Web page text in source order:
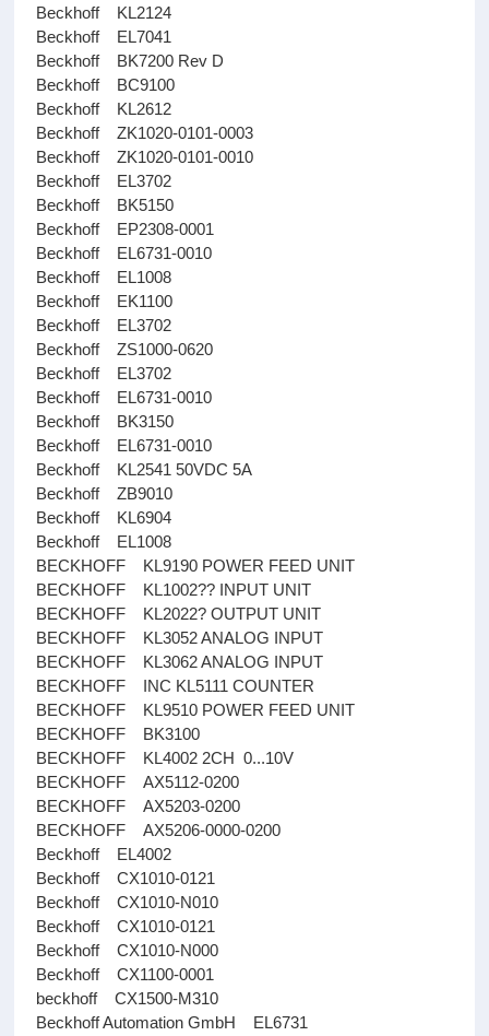
Beckhoff KL2124
Beckhoff EL7041
Beckhoff BK7200 Rev D
Beckhoff BC9100
Beckhoff KL2612
Beckhoff ZK1020-0101-0003
Beckhoff ZK1020-0101-0010
Beckhoff EL3702
Beckhoff BK5150
Beckhoff EP2308-0001
Beckhoff EL6731-0010
Beckhoff EL1008
Beckhoff EK1100
Beckhoff EL3702
Beckhoff ZS1000-0620
Beckhoff EL3702
Beckhoff EL6731-0010
Beckhoff BK3150
Beckhoff EL6731-0010
Beckhoff KL2541 50VDC 5A
Beckhoff ZB9010
Beckhoff KL6904
Beckhoff EL1008
BECKHOFF KL9190 POWER FEED UNIT
BECKHOFF KL1002?? INPUT UNIT
BECKHOFF KL2022? OUTPUT UNIT
BECKHOFF KL3052 ANALOG INPUT
BECKHOFF KL3062 ANALOG INPUT
BECKHOFF INC KL5111 COUNTER
BECKHOFF KL9510 POWER FEED UNIT
BECKHOFF BK3100
BECKHOFF KL4002 2CH 0...10V
BECKHOFF AX5112-0200
BECKHOFF AX5203-0200
BECKHOFF AX5206-0000-0200
Beckhoff EL4002
Beckhoff CX1010-0121
Beckhoff CX1010-N010
Beckhoff CX1010-0121
Beckhoff CX1010-N000
Beckhoff CX1100-0001
beckhoff CX1500-M310
Beckhoff Automation GmbH EL6731